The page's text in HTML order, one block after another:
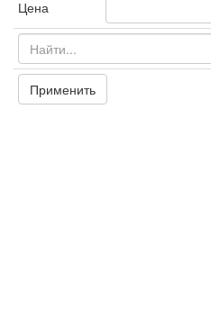
Цена
Применить